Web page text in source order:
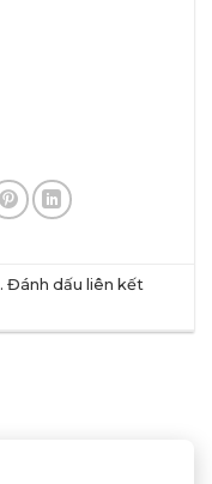
. Đánh dấuliên kết